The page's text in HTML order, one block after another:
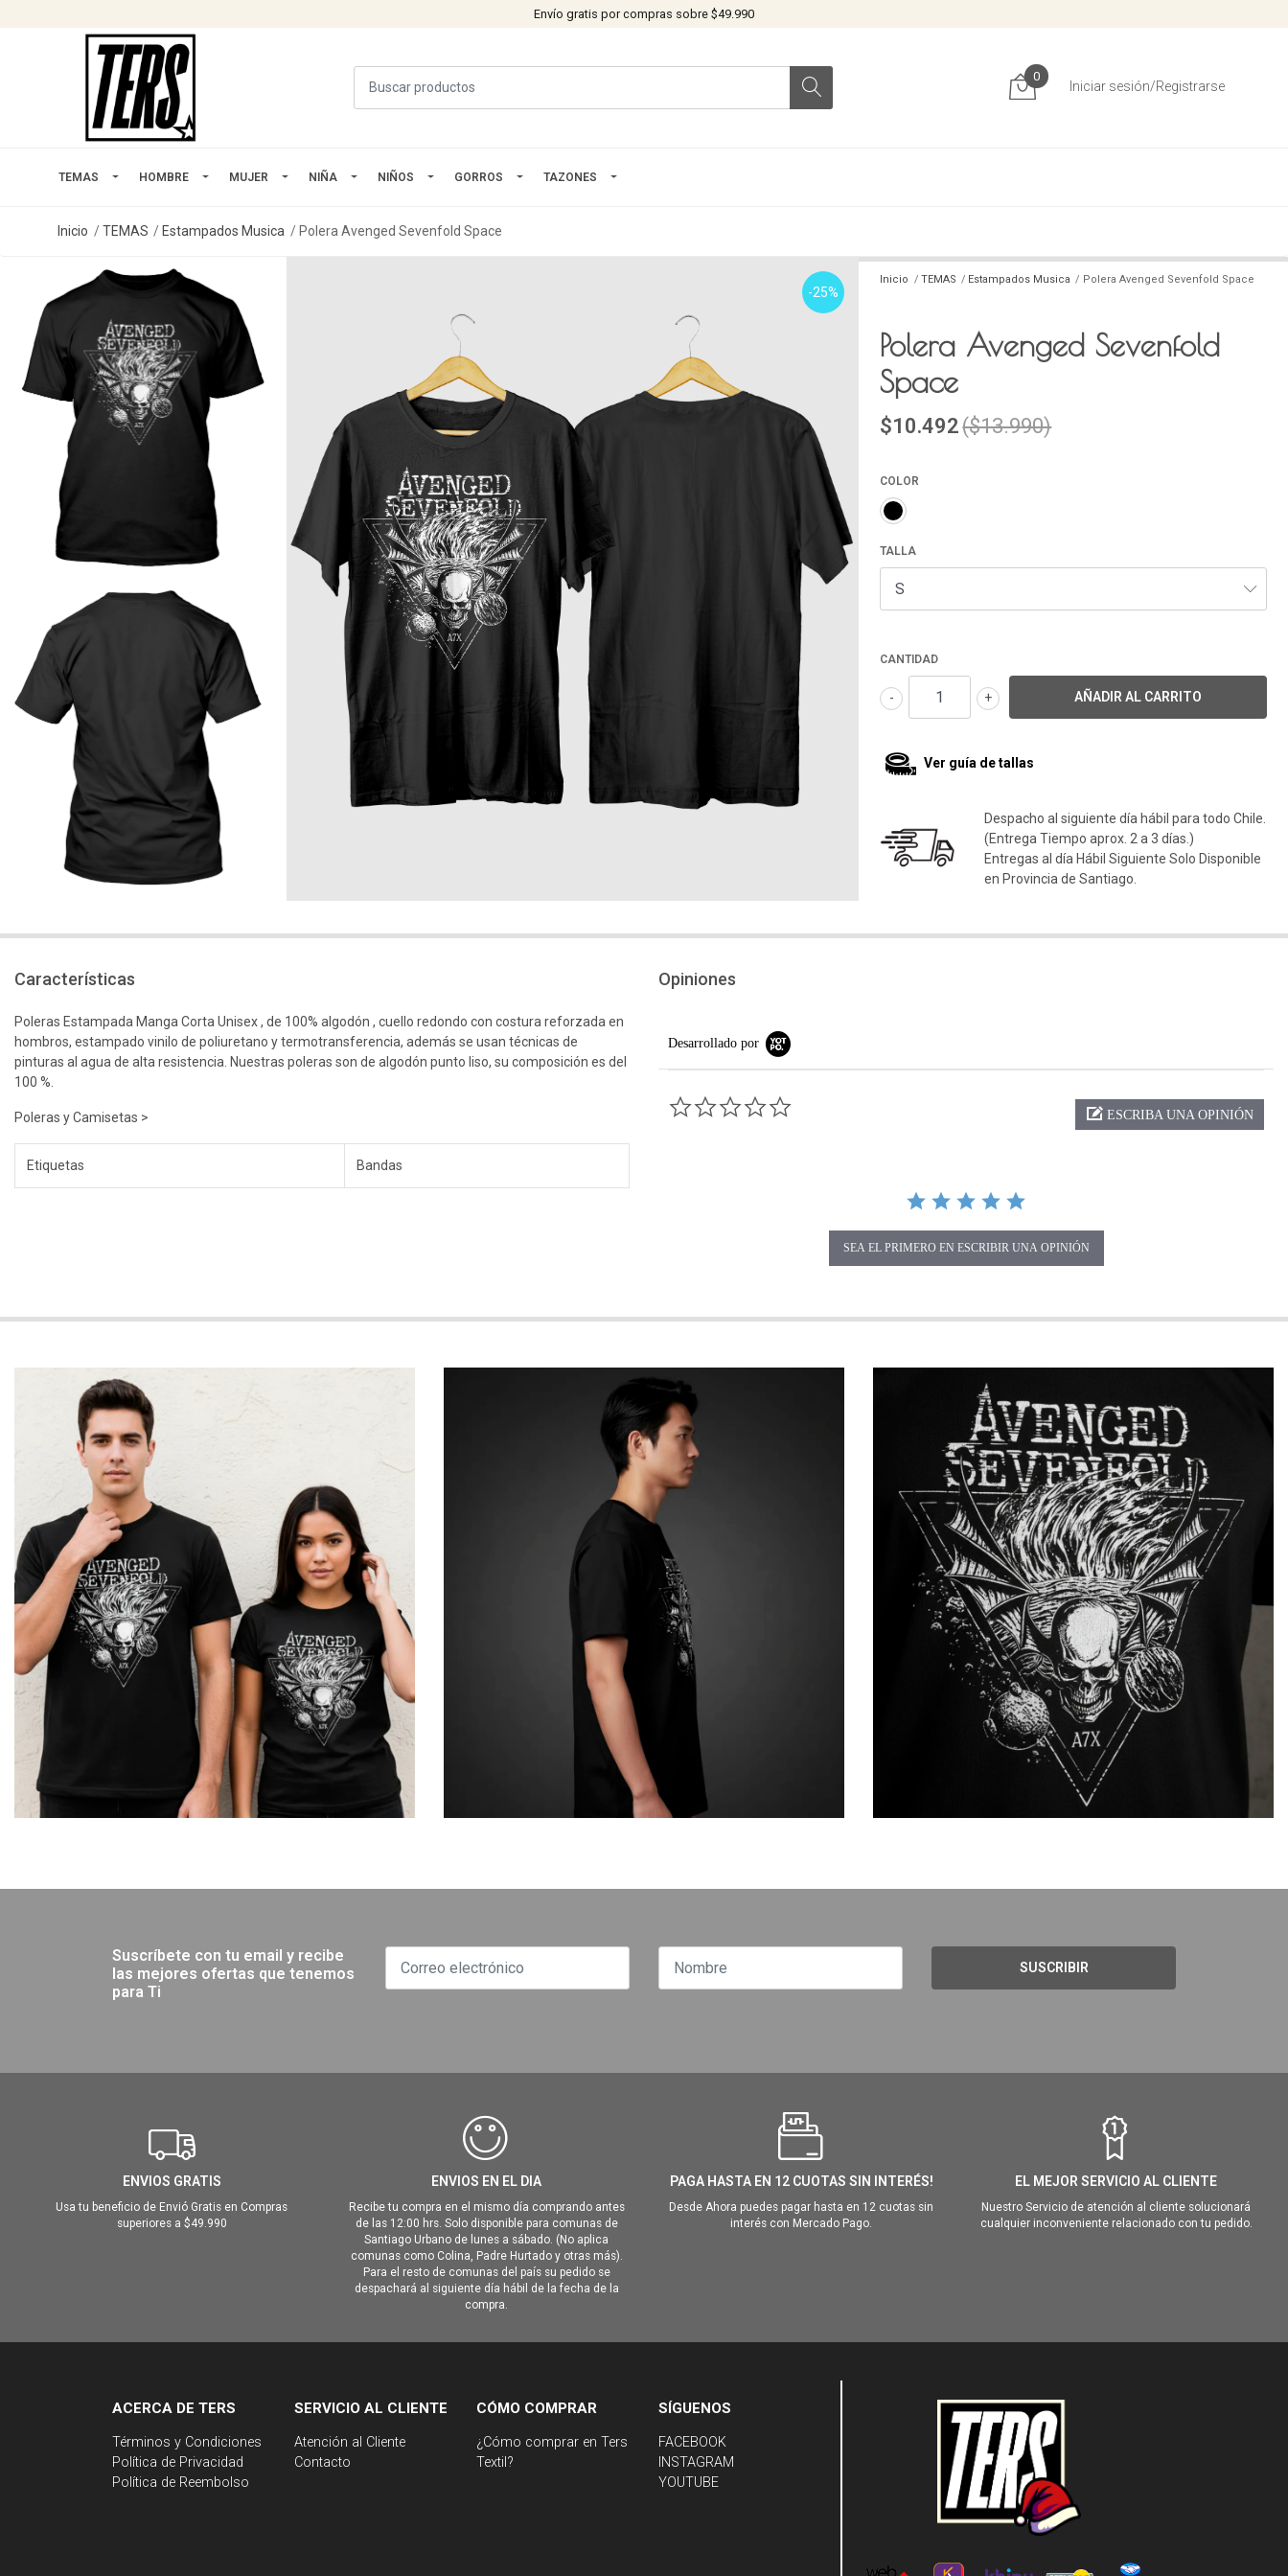
Envío gratis por compras sobre $49.990
0
Iniciar sesión/Registrarse
TEMAS HOMBRE MUJER NIÑA NIÑOS GORROS TAZONES
Inicio TEMAS Estampados Musica Polera Avenged Sevenfold Space
-25%
Inicio TEMAS Estampados Musica Polera Avenged Sevenfold Space
Polera Avenged Sevenfold
Space
$10.492($13.990)
COLOR
TALLA
CANTIDAD
+
-
Ver guía de tallas
Despacho al siguiente día hábil para todo Chile.
(Entrega Tiempo aprox. 2 a 3 días.)
Entregas al día Hábil Siguiente Solo Disponible
en Provincia de Santiago.
Características
Poleras Estampada Manga Corta Unisex , de 100% algodón , cuello redondo con costura reforzada en
hombros, estampado vinilo de poliuretano y termotransferencia, además se usan técnicas de
pinturas al agua de alta resistencia. Nuestras poleras son de algodón punto liso, su composición es del
100 %.
Poleras y Camisetas >
Etiquetas Bandas
Opiniones
Desarrollado por
ESCRIBA UNA OPINIÓN
SEA EL PRIMERO EN ESCRIBIR UNA OPINIÓN
Suscríbete con tu email y recibe
las mejores ofertas que tenemos
para Ti
SUSCRIBIR
ENVIOS GRATIS
Usa tu beneficio de Envió Gratis en Compras
superiores a $49.990
ENVIOS EN EL DIA
Recibe tu compra en el mismo día comprando antes
de las 12:00 hrs. Solo disponible para comunas de
Santiago Urbano de lunes a sábado. (No aplica
comunas como Colina, Padre Hurtado y otras más).
Para el resto de comunas del país su pedido se
despachará al siguiente día hábil de la fecha de la
compra.
PAGA HASTA EN 12 CUOTAS SIN INTERÉS!
Desde Ahora puedes pagar hasta en 12 cuotas sin
interés con Mercado Pago.
EL MEJOR SERVICIO AL CLIENTE
Nuestro Servicio de atención al cliente solucionará
cualquier inconveniente relacionado con tu pedido.
ACERCA DE TERS
Términos y Condiciones
Política de Privacidad
Política de Reembolso
SERVICIO AL CLIENTE
Atención al Cliente
Contacto
CÓMO COMPRAR
¿Cómo comprar en Ters
Textil?
SÍGUENOS
FACEBOOK
INSTAGRAM
YOUTUBE